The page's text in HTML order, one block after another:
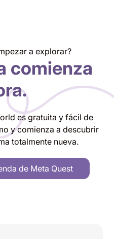
a explorar?
comienza
es gratuita y fácil de
y comienza a descubrir
totalmente nueva.
de Meta Quest